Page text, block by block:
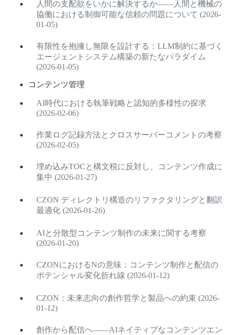
人間の支配欲をいかに解決するか——人間と機械の
協働における制御可能な信頼の問題について (2026-
01-05)
有限性を抱擁し無限を設計する：LLM制約に基づく
エージェントシステム構築の新たなパラダイム
(2026-01-05)
コンテンツ管理
AI時代における執筆戦略と認知的多様性の探求
(2026-02-06)
作業ログ記録方法とクロスサーバーコメントの考察
(2026-02-05)
埋め込みTOCと構文税に反対し、コンテンツ作成に
集中 (2026-01-27)
CZON ディレクトリ構造のリファクタリングと翻訳
最適化 (2026-01-26)
AIと分散型コンテンツ制作の未来に関する考察
(2026-01-20)
CZONにおけるNの意味：コンテンツ制作と配信の
ポテンシャル変化折れ線 (2026-01-12)
CZON：未来志向の創作哲学と製品への約束 (2026-
01-12)
創作から配信へ――AIネイティブなコンテンツエン